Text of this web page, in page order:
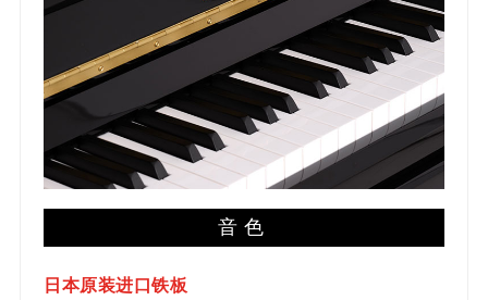
音色
日本原装进口铁板